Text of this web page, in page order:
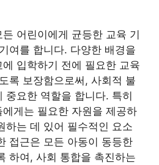
어린이에게 균등한 교육 기
여를 합니다. 다양한 배경을
입학하기 전에 필요한 교육
록 보장함으로써, 사회적 불
중요한 역할을 합니다. 특히
게는 필요한 자원을 제공하
하는 데 있어 필수적인 요소
접근은 모든 아동이 동등한
하여, 사회 통합을 촉진하는